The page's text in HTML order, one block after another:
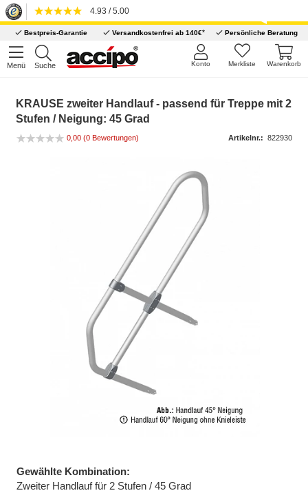
4.93 / 5.00
Bestpreis-Garantie Versandkostenfrei ab 140€* Persönliche Beratung
Menü Suche Warenkorb
Merkliste
Konto
KRAUSE zweiter Handlauf - passend für Treppe mit 2
Stufen / Neigung: 45 Grad
0,00 (0 Bewertungen) Artikelnr.: 822930
Gewählte Kombination:
Zweiter Handlauf für 2 Stufen / 45 Grad